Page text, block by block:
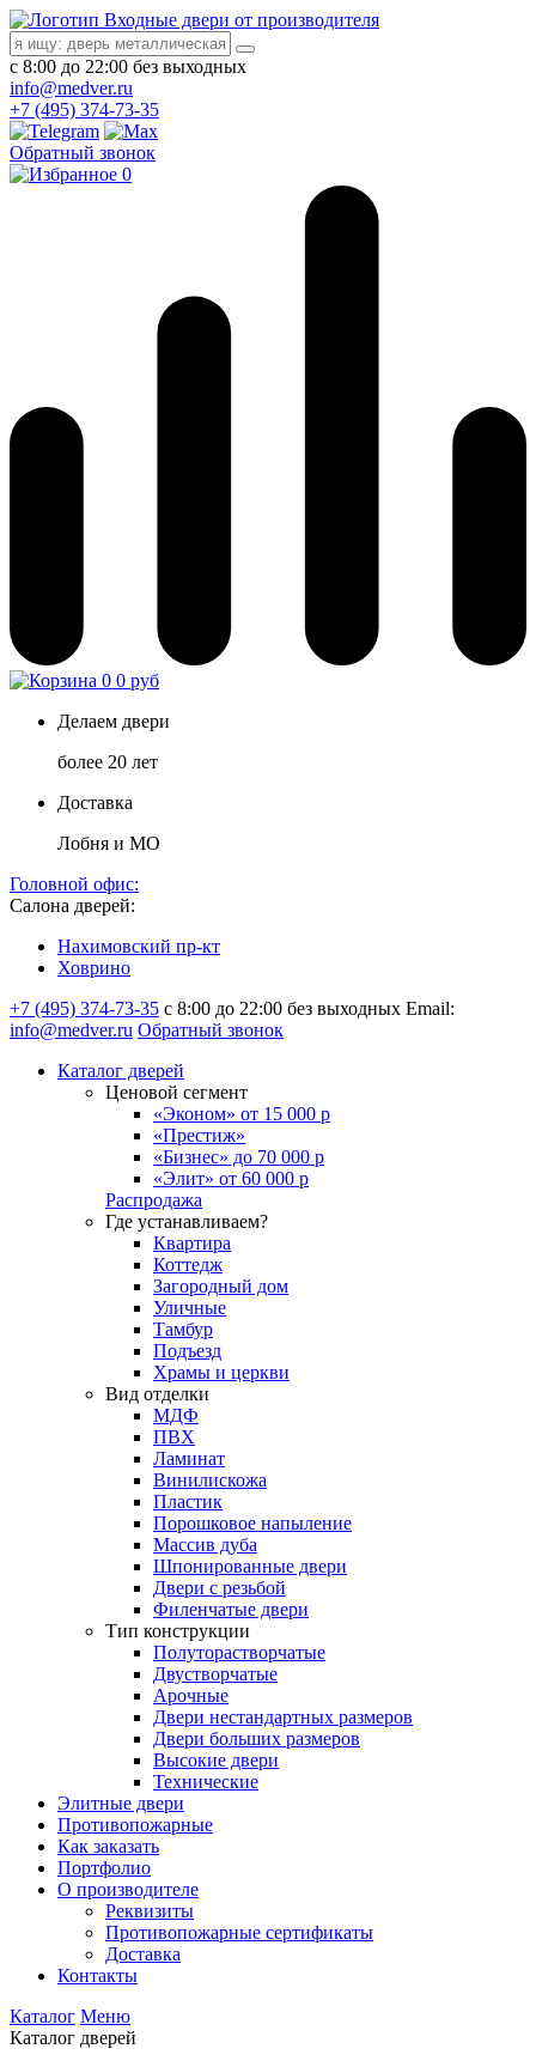
Входные двери от производителя
с 8:00 до 22:00 без выходных
info@medver.ru
+7 (495) 374-73-35
Обратный звонок
0
0 0 руб
Делаем двери
более 20 лет
Доставка
Лобня и МО
Головной офис:
Салона дверей:
Нахимовский пр-кт
Ховрино
+7 (495) 374-73-35 с 8:00 до 22:00 без выходных Email:
info@medver.ru Обратный звонок
Каталог дверей
Ценовой сегмент
«Эконом» от 15 000 р
«Престиж»
«Бизнес» до 70 000 р
«Элит» от 60 000 р
Распродажа
Где устанавливаем?
Квартира
Коттедж
Загородный дом
Уличные
Тамбур
Подъезд
Храмы и церкви
Вид отделки
МДФ
ПВХ
Ламинат
Винилискожа
Пластик
Порошковое напыление
Массив дуба
Шпонированные двери
Двери с резьбой
Филенчатые двери
Тип конструкции
Полуторастворчатые
Двустворчатые
Арочные
Двери нестандартных размеров
Двери больших размеров
Высокие двери
Технические
Элитные двери
Противопожарные
Как заказать
Портфолио
О производителе
Реквизиты
Противопожарные сертификаты
Доставка
Контакты
Каталог Меню
Каталог дверей